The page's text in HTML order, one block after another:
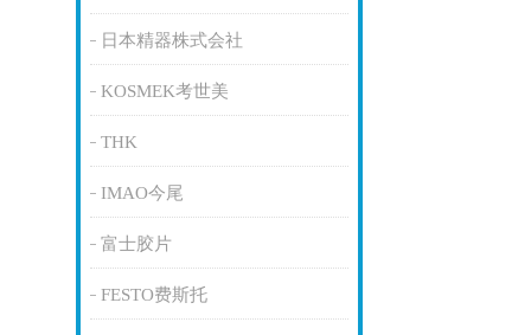
日本精器株式会社
KOSMEK考世美
THK
IMAO今尾
富士胶片
FESTO费斯托